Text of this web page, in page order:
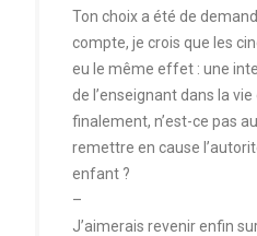
Ton choix a été de
compte, je crois que les
eu le même effet : une
de l’enseignant dans la vie
finalement, n’est-ce pas
remettre en cause
enfant ?
–
J’aimerais revenir enfin